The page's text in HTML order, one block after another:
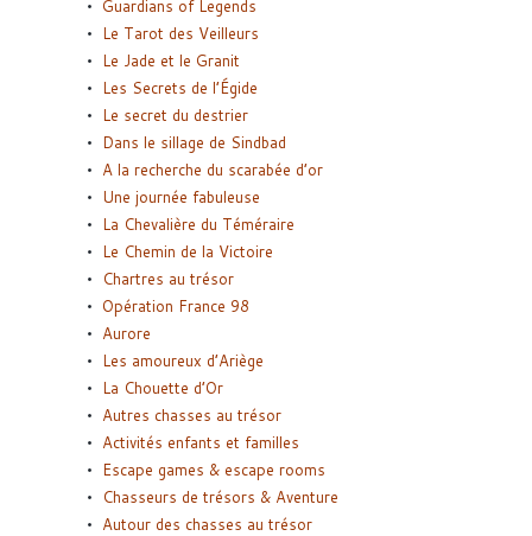
Guardians of Legends
Le Tarot des Veilleurs
Le Jade et le Granit
Les Secrets de l’Égide
Le secret du destrier
Dans le sillage de Sindbad
A la recherche du scarabée d’or
Une journée fabuleuse
La Chevalière du Téméraire
Le Chemin de la Victoire
Chartres au trésor
Opération France 98
Aurore
Les amoureux d’Ariège
La Chouette d’Or
Autres chasses au trésor
Activités enfants et familles
Escape games & escape rooms
Chasseurs de trésors & Aventure
Autour des chasses au trésor